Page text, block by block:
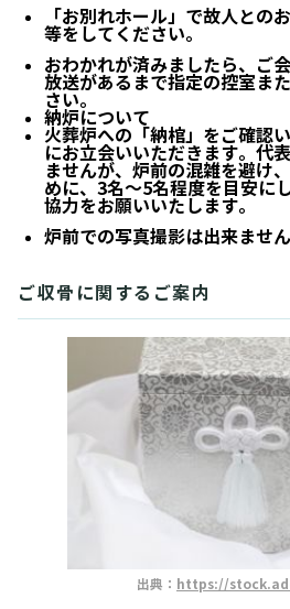
「お別れホール」で故人との
等をしてください。
おわかれが済みましたら、ご
放送があるまで指定の控室ま
さい。
納炉について
火葬炉への「納棺」をご確認
にお立会いいただきます。代
ませんが、炉前の混雑を避け
めに、3名～5名程度を目安に
協力をお願いいたします。
炉前での写真撮影は出来ません
ご収骨に関するご案内
出典： https://